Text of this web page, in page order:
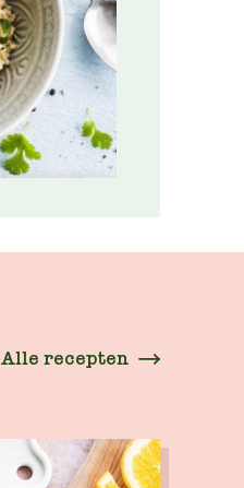
Alle recepten